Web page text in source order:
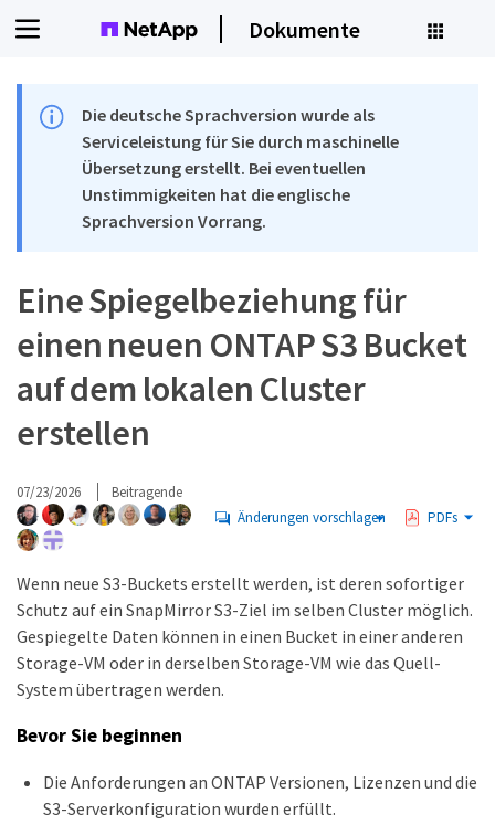
Dokumente
Die deutsche Sprachversion wurde als
Serviceleistung für Sie durch maschinelle
Übersetzung erstellt. Bei eventuellen
Unstimmigkeiten hat die englische
Sprachversion Vorrang.
Eine Spiegelbeziehung für
einen neuen ONTAP S3 Bucket
auf dem lokalen Cluster
erstellen
07/23/2026
Beitragende
Änderungen vorschlagen
PDFs
Wenn neue S3-Buckets erstellt werden, ist deren sofortiger
Schutz auf ein SnapMirror S3-Ziel im selben Cluster möglich.
Gespiegelte Daten können in einen Bucket in einer anderen
Storage-VM oder in derselben Storage-VM wie das Quell-
System übertragen werden.
Bevor Sie beginnen
Die Anforderungen an ONTAP Versionen, Lizenzen und die
S3-Serverkonfiguration wurden erfüllt.